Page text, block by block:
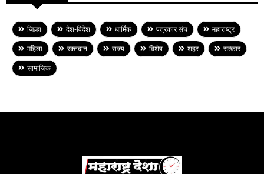
जिल्हा देश-विदेश धार्मिक पत्रकार संघ
महाराष्ट्र
महिला
रक्तदान राज्य विशेष शहर
सत्कार
सामाजिक